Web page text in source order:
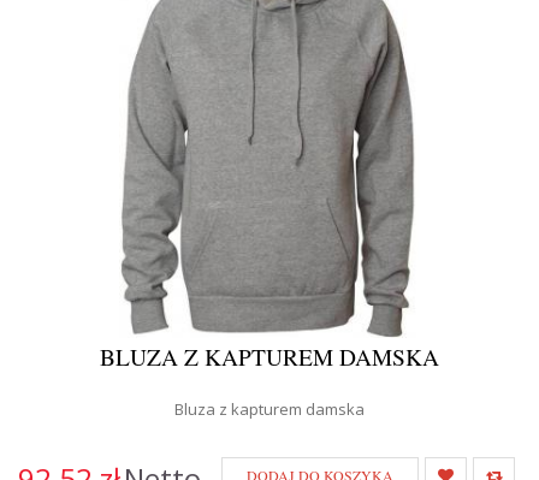
BLUZA Z KAPTUREM DAMSKA
Bluza z kapturem damska
DODAJ DO KOSZYKA